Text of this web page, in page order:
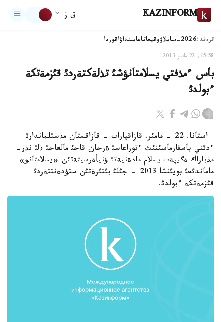
KAZINFORM ق ز
ترەند:2026-سايلاۋ وقيعاتاعايىنداۋاقوردا
15:58, 22 مامىر 2013
باس ءمذفتي يسلامتانؤشئ تذلةكتةردئ قئزمةتكة
ءبولدئ
استانا. 22 - مامئر. قازاقپارات - قازاقستان مذسئلماندارئ
ءدئني باسقارماسئنئث ءتوراعاسئ ةرجان قاجئ مالعاجئ ذلئ نذر-
مذباراك ةگيپةت يسلام مادةنيةتئ ؤنيأةرسيتةتئن «يسلامتانؤ»
ماماندئعئ بويئنشا 2013 - جئلئ بئتئرةتئن ستؤدةنتتةردئ
قئزمةتكة ءبولدئ.